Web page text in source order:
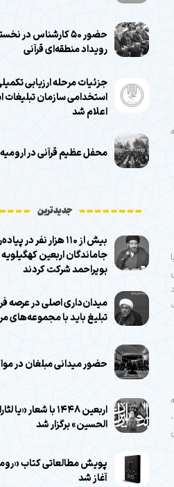
حضور ۵۰ کارشناس در
رویداد منطقه‌ای قرآنی
جزئیات مرحله ارزیابی
استخدامی سازمان تبلیغات
اعلام شد
محفل عظیم قرآنی در ارومیه
جدیدترین
بیش از ۱۱۰ هزار نفر در
جاماندگان اربعین
بویراحمد شرکت کردند
میدان‌داری اصلی در عرصه
تبلیغ باید با مجموعه‌های
حضور میدانی مبلغان در
اربعین ۱۴۴۸ با شعار «یا
الحسین» برگزار شد
پویش مطالعاتی کتاب
آغاز شد